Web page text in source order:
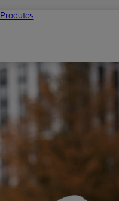
Produtos